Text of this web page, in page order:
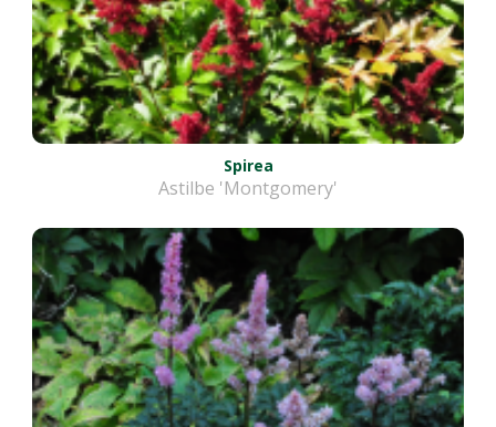
Spirea
Astilbe 'Montgomery'